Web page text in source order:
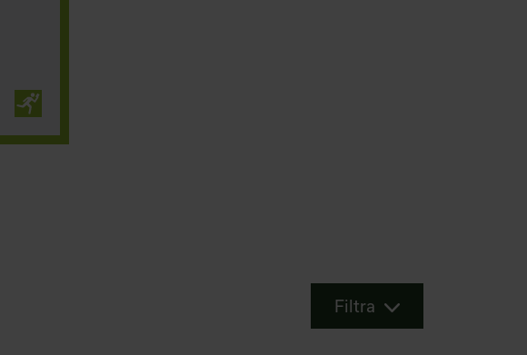
Filtra